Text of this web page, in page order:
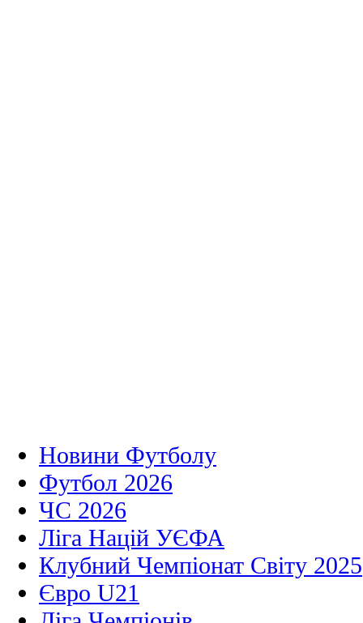
Новини Футболу
Футбол 2026
ЧС 2026
Ліга Націй УЄФА
Клубний Чемпіонат Світу 2025
Євро U21